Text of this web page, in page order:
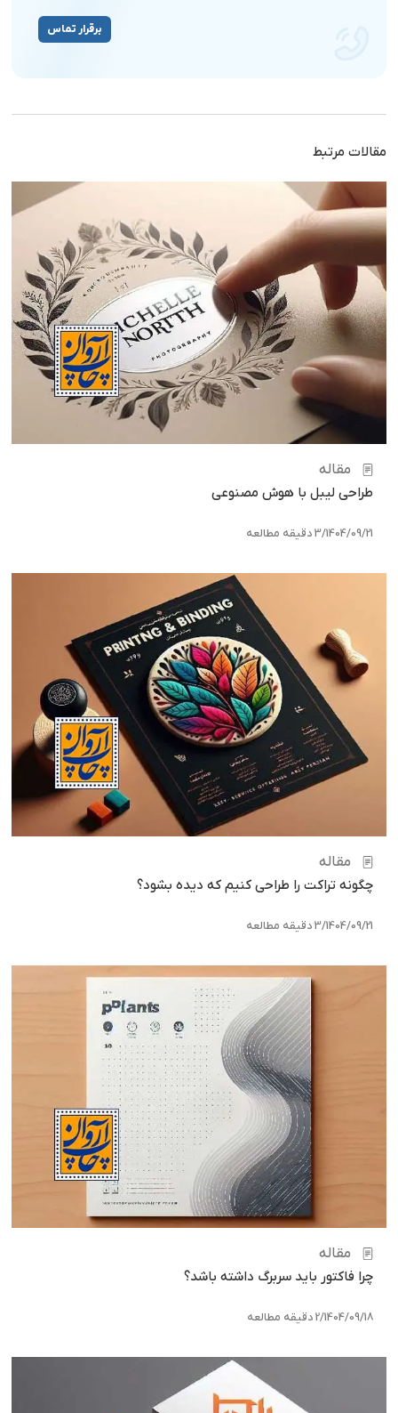
برقرار تماس
مقالات مرتبط
مقاله
طراحی لیبل با هوش مصنوعی
1404/09/21
/3 دقیقه مطالعه
مقاله
چگونه تراکت را طراحی کنیم که دیده بشود؟
1404/09/21
/3 دقیقه مطالعه
مقاله
چرا فاکتور باید سربرگ داشته باشد؟
1404/09/18
/2 دقیقه مطالعه